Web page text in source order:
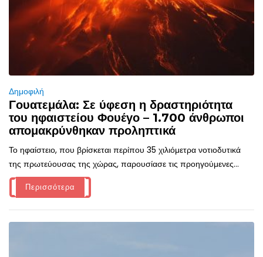
Δημοφιλή
Γουατεμάλα: Σε ύφεση η δραστηριότητα
του ηφαιστείου Φουέγο – 1.700 άνθρωποι
απομακρύνθηκαν προληπτικά
Το ηφαίστειο, που βρίσκεται περίπου 35 χιλιόμετρα νοτιοδυτικά
της πρωτεύουσας της χώρας, παρουσίασε τις προηγούμενες...
Περισσότερα